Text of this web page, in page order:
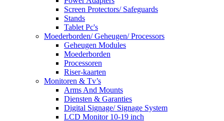
Screen Protectors/ Safeguards
Stands
Tablet Pc's
Moederborden/ Geheugen/ Processors
Geheugen Modules
Moederborden
Processoren
Riser-kaarten
Monitoren & Tv’s
Arms And Mounts
Diensten & Garanties
Digital Signage/ Signage System
LCD Monitor 10-19 inch